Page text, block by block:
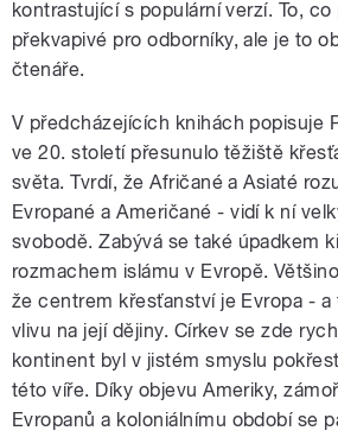
kontrastující s populární verzí. To, co
překvapivé pro odborníky, ale je to
čtenáře.
V předcházejících knihách popisuje
ve 20. století přesunulo těžiště
světa. Tvrdí, že Afričané a Asiaté
Evropané a Američané - vidí k ní
svobodě. Zabývá se také úpadkem
rozmachem islámu v Evropě.
že centrem křesťanství je Evropa -
vlivu na její dějiny. Církev se zde
kontinent byl v jistém smyslu
této víře. Díky objevu Ameriky,
Evropanů a koloniálnímu období se